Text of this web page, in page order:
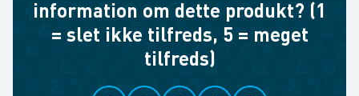
information om dette produkt? (1
= slet ikke tilfreds, 5 = meget
tilfreds)